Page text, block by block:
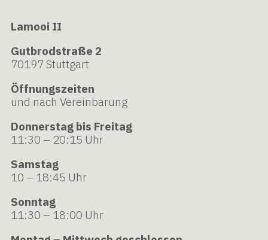
Lamooi II
Gutbrodstraße 2
70197 Stuttgart
Öffnungszeiten
und nach Vereinbarung
Donnerstag bis Freitag
11:30 – 20:15 Uhr
Samstag
10 – 18:45 Uhr
Sonntag
11:30 – 18:00 Uhr